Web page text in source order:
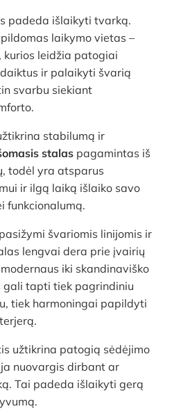
padeda išlaikyti tvarką.
laikymo vietas –
kurios leidžia patogiai
ir palaikyti švarią
svarbu siekiant
stabilumą ir
stalas pagamintas iš
todėl yra atsparus
ir ilgą laiką išlaiko savo
funkcionalumą.
švariomis linijomis ir
lengvai dera prie įvairių
iki skandinaviško
gali tapti tiek pagrindiniu
tiek harmoningai papildyti
užtikrina patogią sėdėjimo
nuovargis dirbant ar
Tai padeda išlaikyti gerą